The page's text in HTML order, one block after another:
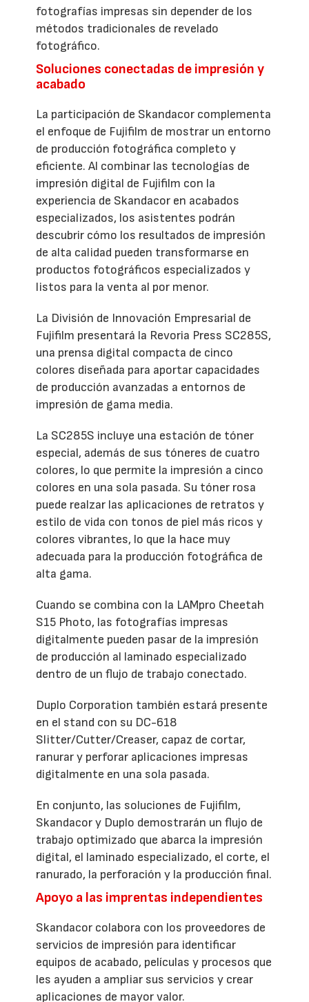
fotografías impresas sin depender de los
métodos tradicionales de revelado
fotográfico.
Soluciones conectadas de impresión y
acabado
La participación de Skandacor complementa
el enfoque de Fujifilm de mostrar un entorno
de producción fotográfica completo y
eficiente. Al combinar las tecnologías de
impresión digital de Fujifilm con la
experiencia de Skandacor en acabados
especializados, los asistentes podrán
descubrir cómo los resultados de impresión
de alta calidad pueden transformarse en
productos fotográficos especializados y
listos para la venta al por menor.
La División de Innovación Empresarial de
Fujifilm presentará la Revoria Press SC285S,
una prensa digital compacta de cinco
colores diseñada para aportar capacidades
de producción avanzadas a entornos de
impresión de gama media.
La SC285S incluye una estación de tóner
especial, además de sus tóneres de cuatro
colores, lo que permite la impresión a cinco
colores en una sola pasada. Su tóner rosa
puede realzar las aplicaciones de retratos y
estilo de vida con tonos de piel más ricos y
colores vibrantes, lo que la hace muy
adecuada para la producción fotográfica de
alta gama.
Cuando se combina con la LAMpro Cheetah
S15 Photo, las fotografías impresas
digitalmente pueden pasar de la impresión
de producción al laminado especializado
dentro de un flujo de trabajo conectado.
Duplo Corporation también estará presente
en el stand con su DC-618
Slitter/Cutter/Creaser, capaz de cortar,
ranurar y perforar aplicaciones impresas
digitalmente en una sola pasada.
En conjunto, las soluciones de Fujifilm,
Skandacor y Duplo demostrarán un flujo de
trabajo optimizado que abarca la impresión
digital, el laminado especializado, el corte, el
ranurado, la perforación y la producción final.
Apoyo a las imprentas independientes
Skandacor colabora con los proveedores de
servicios de impresión para identificar
equipos de acabado, películas y procesos que
les ayuden a ampliar sus servicios y crear
aplicaciones de mayor valor.